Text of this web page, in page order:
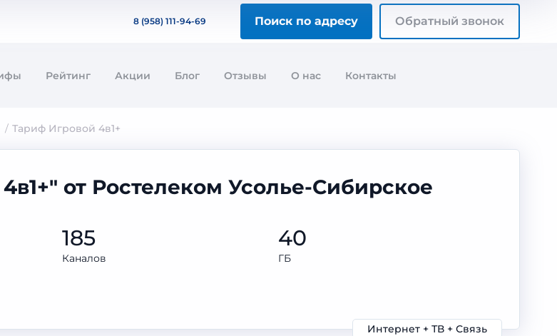
8 (958) 111-94-69 Поиск по адресу Обратный звонок
Рейтинг Акции Блог Отзывы О нас Контакты
Тариф Игровой 4в1+
от Ростелеком Усолье-Сибирское
Интернет + ТВ + Связь
185
Каналов
40
ГБ